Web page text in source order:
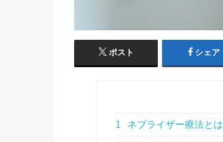
ポスト シェア
1 ネブライザー療法とは